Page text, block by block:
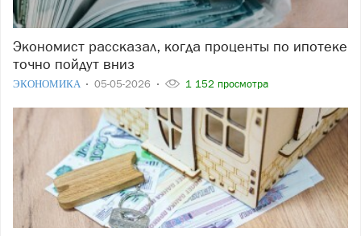
Экономист рассказал, когда проценты по ипотеке
точно пойдут вниз
ЭКОНОМИКА 05-05-2026 1 152 просмотра